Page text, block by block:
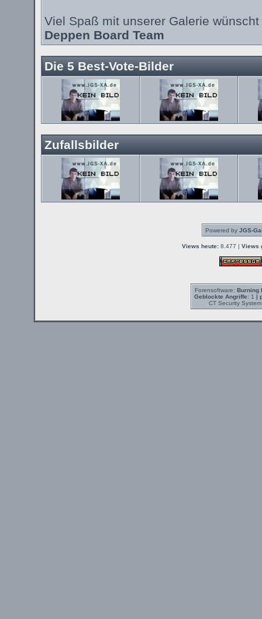
Viel Spaß mit unserer Galerie
Deppen Board Team
Die 5 Best-Vote-Bilder
Zufallsbilder
Powered by JGS-
Views heute:8.477 | Views
Forensoftware: Burning
Geblockte Angriffe:1 |
CT Security